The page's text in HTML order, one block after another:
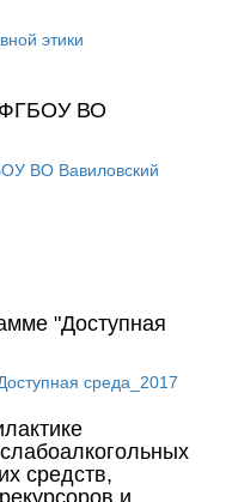
этики
ФГБОУ ВО
ВО Вавиловский
"Доступная
среда_2017
средств,
и